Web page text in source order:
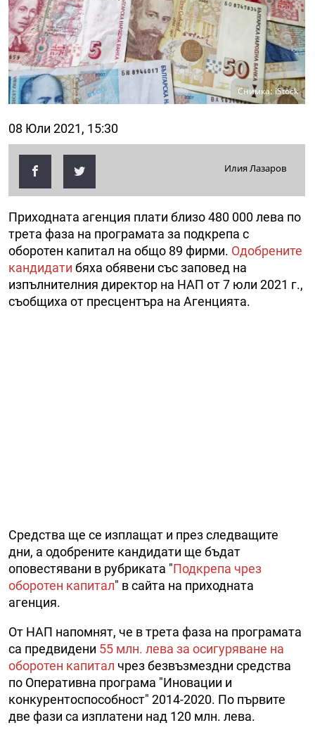
Снимка: iStock
08 Юли 2021, 15:30
Илия Лазаров
Приходната агенция плати близо 480 000 лева по
трета фаза на програмата за подкрепа с
оборотен капитал на общо 89 фирми. Одобрените
кандидати бяха обявени със заповед на
изпълнителния директор на НАП от 7 юли 2021 г.,
съобщиха от пресцентъра на Агенцията.
Средства ще се изплащат и през следващите
дни, а одобрените кандидати ще бъдат
оповестявани в рубриката "Подкрепа чрез
оборотен капитал" в сайта на приходната
агенция.
От НАП напомнят, че в трета фаза на програмата
са предвидени 55 млн. лева за осигуряване на
оборотен капитал чрез безвъзмездни средства
по Оперативна програма "Иновации и
конкурентоспособност" 2014-2020. По първите
две фази са изплатени над 120 млн. лева.